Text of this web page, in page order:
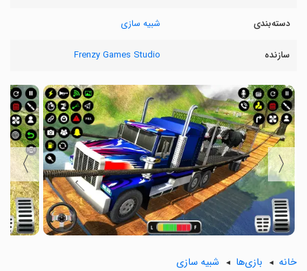
دسته‌بندی شبیه سازی
سازنده Frenzy Games Studio
〈
〉
خانه بازی‌ها شبیه سازی